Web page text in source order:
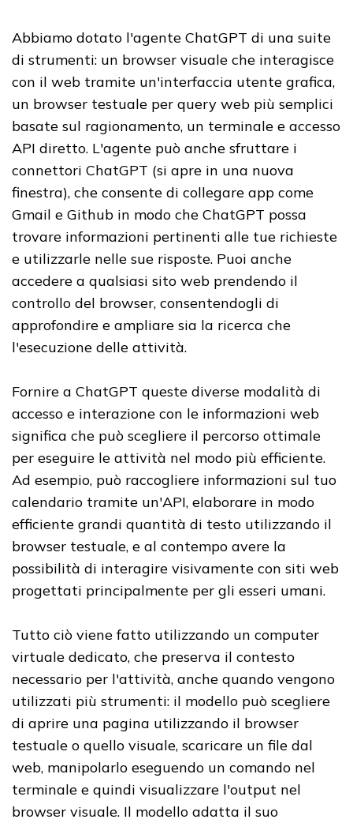
Abbiamo dotato l'agente ChatGPT di una suite
di strumenti: un browser visuale che interagisce
con il web tramite un'interfaccia utente grafica,
un browser testuale per query web più semplici
basate sul ragionamento, un terminale e accesso
API diretto. L'agente può anche sfruttare i
connettori ChatGPT (si apre in una nuova
finestra), che consente di collegare app come
Gmail e Github in modo che ChatGPT possa
trovare informazioni pertinenti alle tue richieste
e utilizzarle nelle sue risposte. Puoi anche
accedere a qualsiasi sito web prendendo il
controllo del browser, consentendogli di
approfondire e ampliare sia la ricerca che
l'esecuzione delle attività.
Fornire a ChatGPT queste diverse modalità di
accesso e interazione con le informazioni web
significa che può scegliere il percorso ottimale
per eseguire le attività nel modo più efficiente.
Ad esempio, può raccogliere informazioni sul tuo
calendario tramite un'API, elaborare in modo
efficiente grandi quantità di testo utilizzando il
browser testuale, e al contempo avere la
possibilità di interagire visivamente con siti web
progettati principalmente per gli esseri umani.
Tutto ciò viene fatto utilizzando un computer
virtuale dedicato, che preserva il contesto
necessario per l'attività, anche quando vengono
utilizzati più strumenti: il modello può scegliere
di aprire una pagina utilizzando il browser
testuale o quello visuale, scaricare un file dal
web, manipolarlo eseguendo un comando nel
terminale e quindi visualizzare l'output nel
browser visuale. Il modello adatta il suo